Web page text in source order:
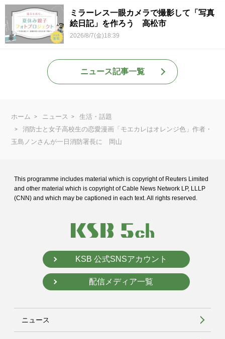
ミラーレス一眼カメラで撮影して「写真
絵日記」を作ろう 高松市
2026/8/7(金)18:39
ニュース記事一覧
ホーム ニュース
生活・話題
消防士と女子高校生の恋愛漫画「モエカレはオレンジ色」作者・
玉島ノンさんが一日消防署長に 岡山
This programme includes material which is copyright of Reuters Limited
and other material which is copyright of Cable News Network LP, LLLP
(CNN) and which may be captioned in each text. All rights reserved.
KSB 公式SNSアカウント
配信メディア一覧
ニュース